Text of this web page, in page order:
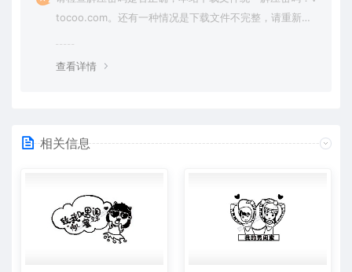
tocoo.com。还有一种情况是下载文件不完整，请重新下
查看详情
相关信息